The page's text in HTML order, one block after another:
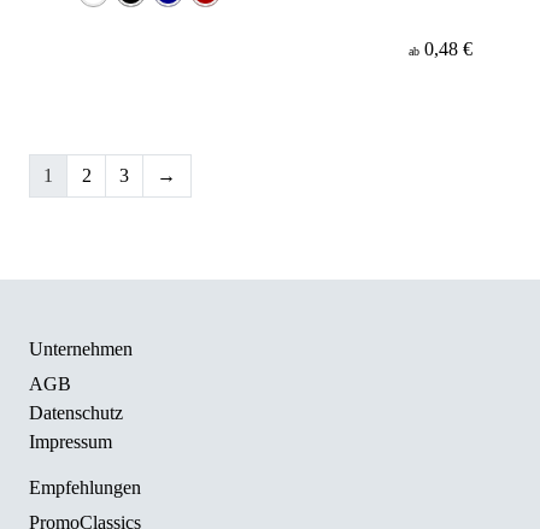
ab 0,48 €
1 2 3 →
Unternehmen
AGB
Datenschutz
Impressum
Empfehlungen
PromoClassics